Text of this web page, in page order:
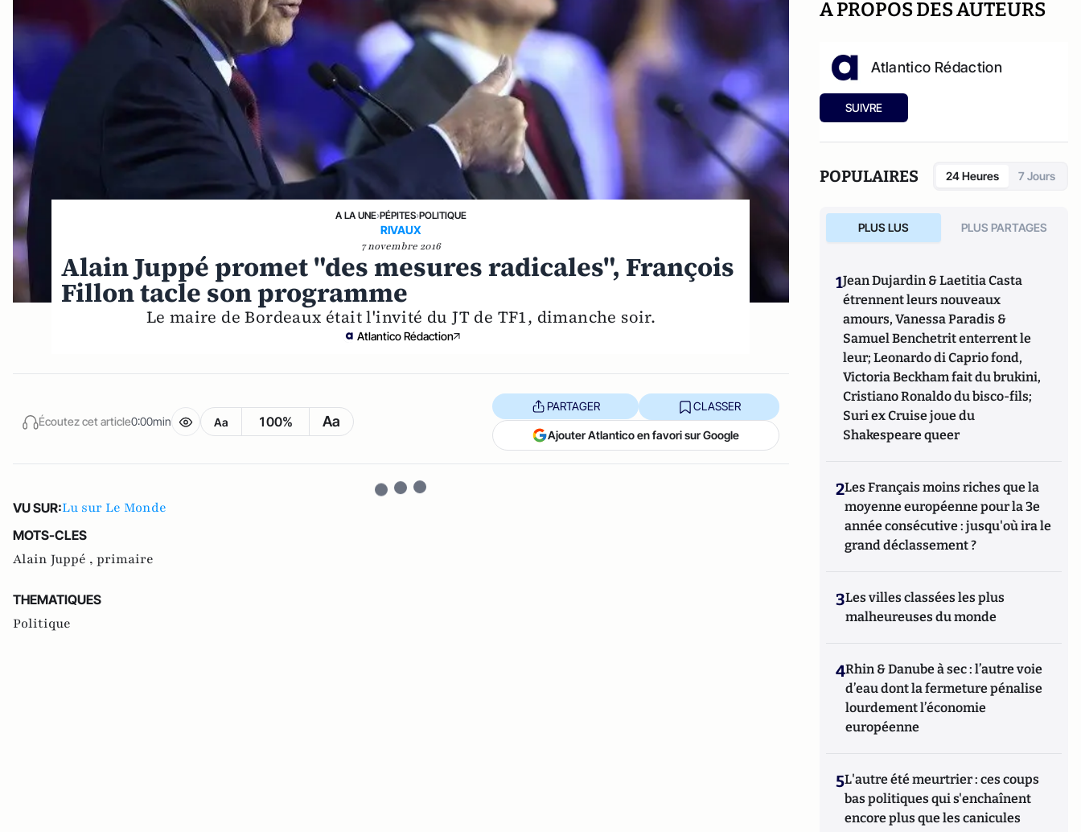
A LA UNE›PÉPITES›POLITIQUE
RIVAUX
7 novembre 2016
Alain Juppé promet "des mesures radicales", François
Fillon tacle son programme
Le maire de Bordeaux était l'invité du JT de TF1, dimanche soir.
Atlantico Rédaction
Écoutez cet article0:00min Aa 100% Aa
PARTAGER CLASSER
Ajouter Atlantico en favori sur Google
VU SUR:Lu sur Le Monde
MOTS-CLES
Alain Juppé , primaire
THEMATIQUES
Politique
A PROPOS DES AUTEURS
Atlantico Rédaction
SUIVRE
POPULAIRES 24 Heures 7 Jours
PLUS LUS PLUS PARTAGES
1Jean Dujardin & Laetitia Casta
étrennent leurs nouveaux
amours, Vanessa Paradis &
Samuel Benchetrit enterrent le
leur; Leonardo di Caprio fond,
Victoria Beckham fait du brukini,
Cristiano Ronaldo du bisco-fils;
Suri ex Cruise joue du
Shakespeare queer
2Les Français moins riches que la
moyenne européenne pour la 3e
année consécutive : jusqu'où ira le
grand déclassement ?
3Les villes classées les plus
malheureuses du monde
4Rhin & Danube à sec : l’autre voie
d’eau dont la fermeture pénalise
lourdement l’économie
européenne
5L'autre été meurtrier : ces coups
bas politiques qui s'enchaînent
encore plus que les canicules